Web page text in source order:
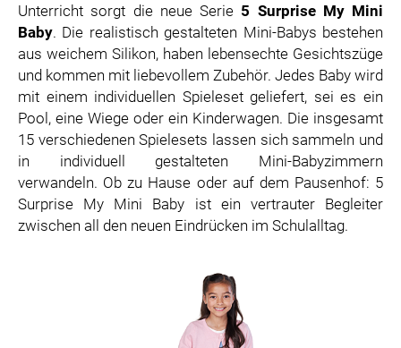
Unterricht sorgt die neue Serie 5 Surprise My Mini
Baby. Die realistisch gestalteten Mini-Babys bestehen
aus weichem Silikon, haben lebensechte Gesichtszüge
und kommen mit liebevollem Zubehör. Jedes Baby wird
mit einem individuellen Spieleset geliefert, sei es ein
Pool, eine Wiege oder ein Kinderwagen. Die insgesamt
15 verschiedenen Spielesets lassen sich sammeln und
in individuell gestalteten Mini-Babyzimmern
verwandeln. Ob zu Hause oder auf dem Pausenhof: 5
Surprise My Mini Baby ist ein vertrauter Begleiter
zwischen all den neuen Eindrücken im Schulalltag.